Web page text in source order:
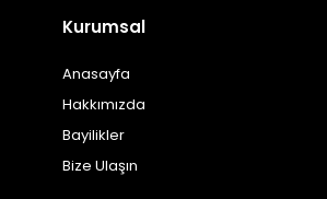
Kurumsal
Anasayfa
Hakkımızda
Bayilikler
Bize Ulaşın